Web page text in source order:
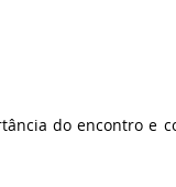
do encontro e